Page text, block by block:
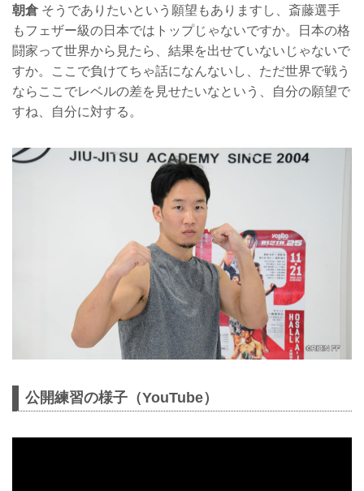
朝倉そうでありたいという願望もありますし、斎藤選手
もフェザー級の日本ではトップじゃないですか。日本の格
闘家って世界から見たら、結果を出せていないじゃないで
すか。ここで負けてちゃ話になんないし、ただ世界で戦う
ならここでレベルの差を見せたいなという、自分の願望で
すね、自分に対する。
公開練習の様子（YouTube）